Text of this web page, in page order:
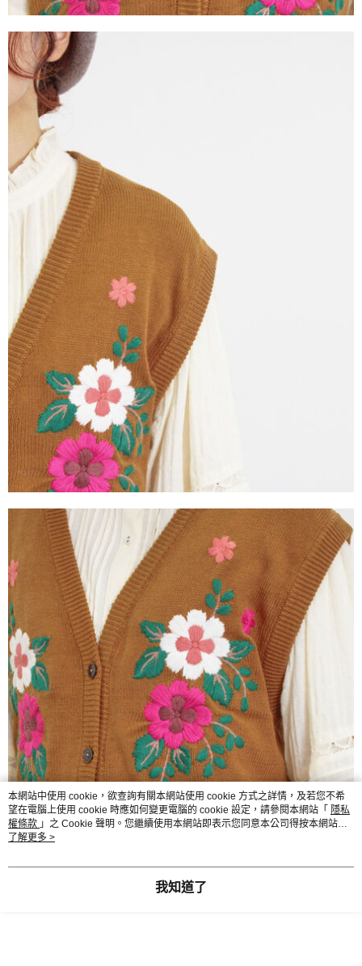
本網站中使用 cookie，欲查詢有關本網站使用 cookie 方式之詳情，及若您不希
望在電腦上使用 cookie 時應如何變更電腦的 cookie 設定，請參閱本網站「 隱私
權條款 」之 Cookie 聲明。您繼續使用本網站即表示您同意本公司得按本網站使
用條款之 Cookie 聲明使用 cookie。
了解更多 >
我知道了